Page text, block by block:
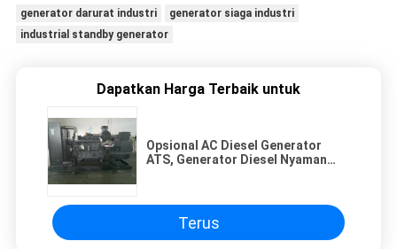
generator darurat industri
generator siaga industri
industrial standby generator
Dapatkan Harga Terbaik untuk
Opsional AC Diesel Generator
ATS, Generator Diesel Nyaman
Terus